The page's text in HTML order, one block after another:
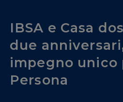
IBSA e Casa
due
impegno unico
Persona